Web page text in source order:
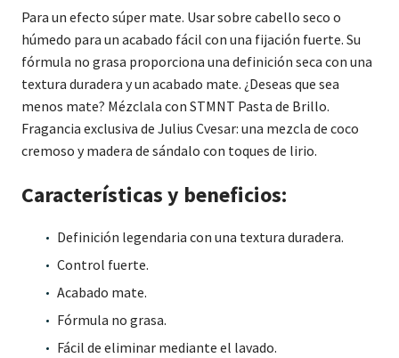
Para un efecto súper mate. Usar sobre cabello seco o
húmedo para un acabado fácil con una fijación fuerte. Su
fórmula no grasa proporciona una definición seca con una
textura duradera y un acabado mate. ¿Deseas que sea
menos mate? Mézclala con STMNT Pasta de Brillo.
Fragancia exclusiva de Julius Cvesar: una mezcla de coco
cremoso y madera de sándalo con toques de lirio.
Característicasy beneficios:
Definición legendaria con una textura duradera.
Control fuerte.
Acabado mate.
Fórmula no grasa.
Fácil de eliminar mediante el lavado.